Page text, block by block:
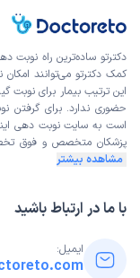
دکترتو ساده‌ترین راه نوبت‌
کمک دکترتو می‌توانند
این ترتیب بیمار برای نوبت
حضوری ندارد. برای گرفتن
است به سایت نوبت دهی
پزشکان متخصص و فوق
مشاهده بیشتر
با ما در ارتباط باشید
ایمیل: